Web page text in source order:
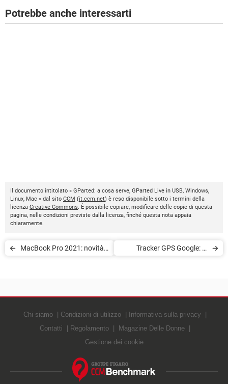
Potrebbe anche interessarti
Il documento intitolato « GParted: a cosa serve, GParted Live in USB, Windows,
Linux, Mac » dal sito CCM (it.ccm.net) è reso disponibile sotto i termini della
licenza Creative Commons. È possibile copiare, modificare delle copie di questa
pagina, nelle condizioni previste dalla licenza, finché questa nota appaia
chiaramente.
MacBook Pro 2021: novità,
Tracker GPS Google: in
Chi siamo Condizioni di utilizzo
Informativa sulla privacy
Contatti
Regolamento
Magazine Delle Donne
Gestione dei cookie